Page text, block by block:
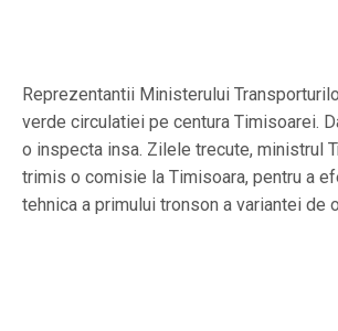
Reprezentantii Ministerului
verde circulatiei pe centura Timisoarei.
o inspecta insa. Zilele trecute, ministrul
trimis o comisie la Timisoara, pentru a
tehnica a primului tronson a variantei de